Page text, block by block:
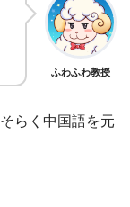
ふわふわ教授
らく中国語を元